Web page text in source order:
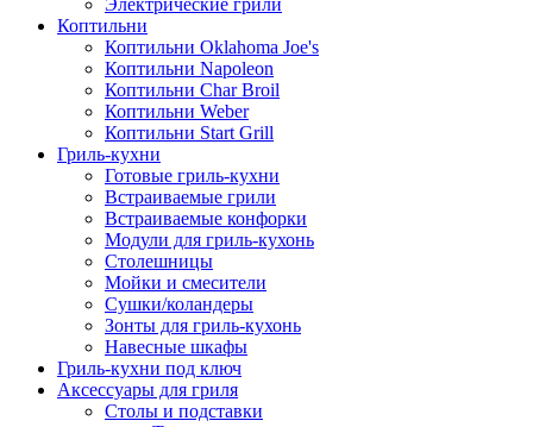
Коптильни
Коптильни Oklahoma Joe's
Коптильни Napoleon
Коптильни Char Broil
Коптильни Weber
Коптильни Start Grill
Гриль-кухни
Готовые гриль-кухни
Встраиваемые грили
Встраиваемые конфорки
Модули для гриль-кухонь
Столешницы
Мойки и смесители
Сушки/коландеры
Зонты для гриль-кухонь
Навесные шкафы
Гриль-кухни под ключ
Аксессуары для гриля
Столы и подставки